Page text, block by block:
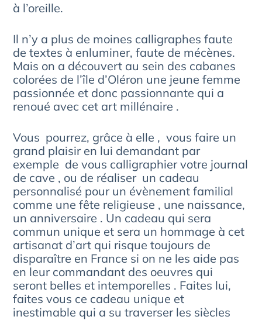
à l’oreille.
Il n’y a plus de moines calligraphes faute
de textes à enluminer, faute de mécènes.
Mais on a découvert au sein des cabanes
colorées de l’île d’Oléron une jeune femme
passionnée et donc passionnante qui a
renoué avec cet art millénaire .
Vous pourrez, grâce à elle , vous faire un
grand plaisir en lui demandant par
exemple de vous calligraphier votre journal
de cave , ou de réaliser un cadeau
personnalisé pour un évènement familial
comme une fête religieuse , une naissance,
un anniversaire . Un cadeau qui sera
commun unique et sera un hommage à cet
artisanat d’art qui risque toujours de
disparaître en France si on ne les aide pas
en leur commandant des oeuvres qui
seront belles et intemporelles . Faites lui,
faites vous ce cadeau unique et
inestimable qui a su traverser les siècles